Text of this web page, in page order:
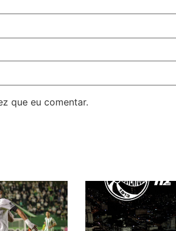
que eu comentar.